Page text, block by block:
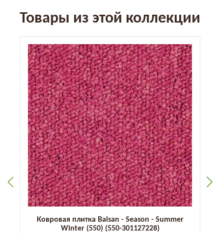
Товары из этой коллекции
Ковровая плитка Balsan - Season - Summer
Winter (550) (550-301127228)